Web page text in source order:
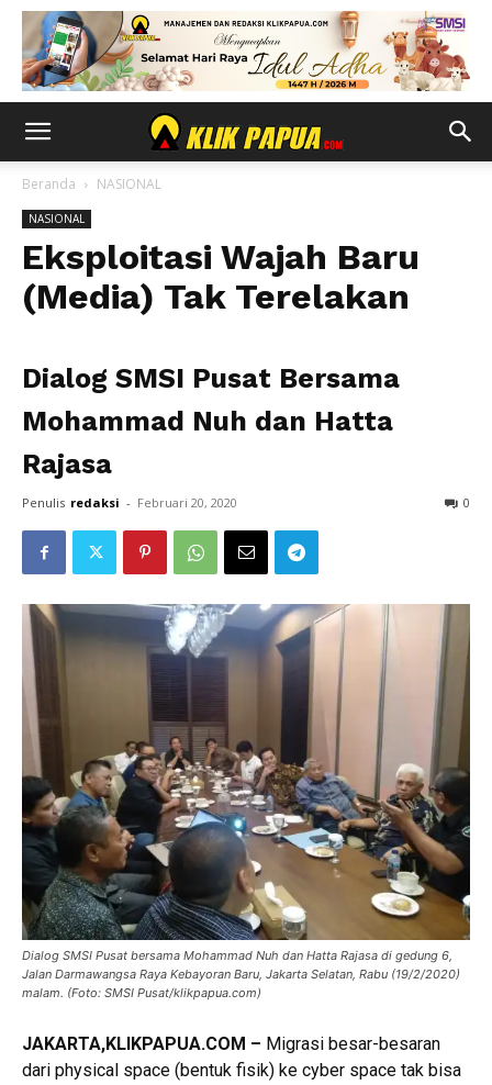
Beranda NASIONAL
NASIONAL
Eksploitasi Wajah Baru
(Media) Tak Terelakan
Dialog SMSI Pusat Bersama
Mohammad Nuh dan Hatta
Rajasa
Penulis redaksi - Februari 20, 2020 0
Dialog SMSI Pusat bersama Mohammad Nuh dan Hatta Rajasa di gedung 6,
Jalan Darmawangsa Raya Kebayoran Baru, Jakarta Selatan, Rabu (19/2/2020)
malam. (Foto: SMSI Pusat/klikpapua.com)
JAKARTA,KLIKPAPUA.COM – Migrasi besar-besaran
dari physical space (bentuk fisik) ke cyber space tak bisa